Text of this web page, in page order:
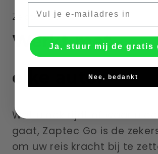
Zaptec Go
Werkt met
elke auto.
Wat u ook rijdt of waar u
gaat, Zaptec Go is de
om uw reis kracht bij te
Ja, stuur mij de gratis
Nee, bedankt